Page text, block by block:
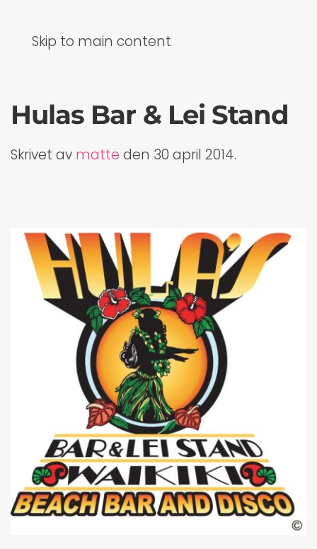
Skip to main content
Hulas Bar & Lei Stand
Skrivet av matte den 30 april 2014.